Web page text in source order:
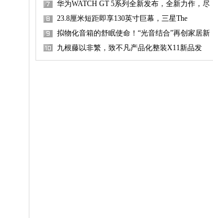
爱
华为WATCH GT 5系列全新发布，全新力作，尽
显锋芒
23.8厘米短距即享130英寸巨幕，三星The
Premier
拟物化音箱的舒眠使命！“光音结合”再创家居新
玩
九根藤以非繁，致不凡产品化整装X11新品发
布，唤